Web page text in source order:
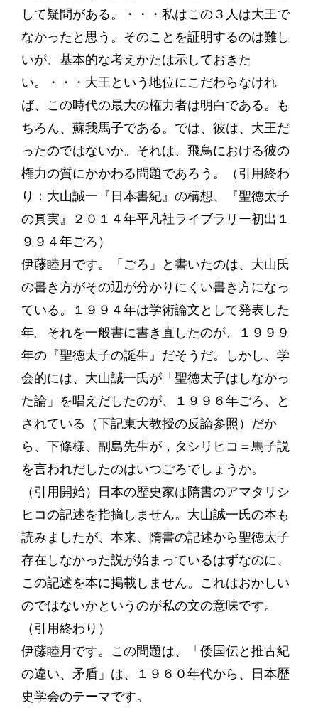
して疑問がある。・・・私はこの３人は大王で
なかったと思う。そのことを証明するのは難し
いが、基本的な考えかたは示しておきた
い。・・・大王という地位にこだわらなけれ
ば、この時代の最大の権力者は明白である。も
ちろん、蘇我馬子である。では、彼は、大王だ
ったのではないか。それは、飛鳥における彼の
権力の質にかかわる問題であろう。（引用終わ
り：大山誠一『日本書紀』の構想、『聖徳太子
の真実』２０１４年平凡社ライブラリー初出１
９９４年ごろ）
伊藤睦月です。「ごろ」と書いたのは、大山氏
の書き方がその辺が分かりにくい書き方になっ
ている。１９９４年は学術論文として発表した
年。それを一般書に書き直したのが、１９９９
年の『聖徳太子の誕生』だそうだ。しかし、学
会的には、大山誠一氏が「聖徳太子はしなかっ
た論」を唱えだしたのが、１９９６年ごろ、と
されている（下記東大教授の反論参照）だか
ら、下條様、副島先生が，タシリヒコ＝馬子説
を言われだしたのはいつごろでしょうか。
（引用開始）日本の歴史家は隋書のアマタリシ
ヒコの記述を指摘しません。大山誠一氏の本も
読みましたが、本来、隋書の記述から聖徳太子
存在しなかった説が始まっているはずなのに、
この記述を本に掲載しません。これはおかしい
のではないかというのが私の文の意味です。
（引用終わり）
伊藤睦月です。この問題は、「倭国伝と推古紀
の違い、矛盾」は、１９６０年代から、日本歴
史学会のテーマです。